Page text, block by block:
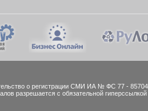
о регистрации СМИ ИА № ФС 77 - 85704
разрешается с обязательной гиперссылкой